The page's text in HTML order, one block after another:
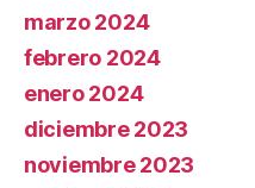
marzo 2024
febrero 2024
enero 2024
diciembre 2023
noviembre 2023